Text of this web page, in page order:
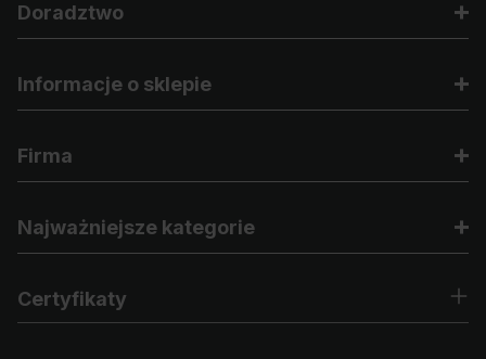
Doradztwo
Informacje o sklepie
Firma
Najważniejsze kategorie
Certyfikaty